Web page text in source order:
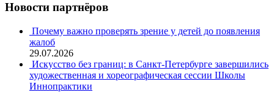
Новости партнёров
Почему важно проверять зрение у детей до появления
жалоб
29.07.2026
Искусство без границ: в Санкт-Петербурге завершились
художественная и хореографическая сессии Школы
Иннопрактики